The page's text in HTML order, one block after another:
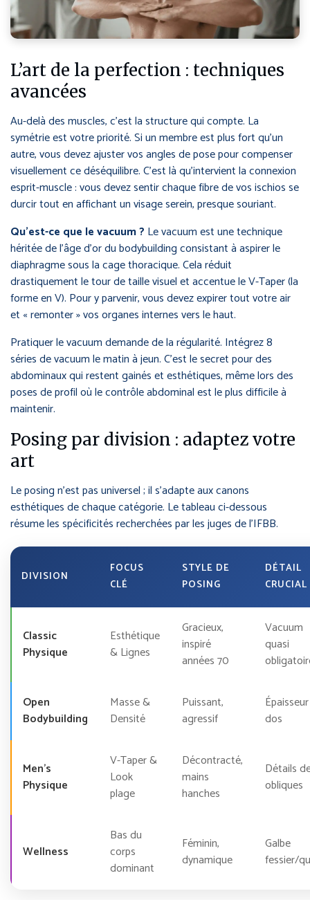
L’art de la perfection : techniques
avancées
Au-delà des muscles, c’est la structure qui compte. La
symétrie est votre priorité. Si un membre est plus fort qu’un
autre, vous devez ajuster vos angles de pose pour compenser
visuellement ce déséquilibre. C’est là qu’intervient la connexion
esprit-muscle : vous devez sentir chaque fibre de vos ischios se
durcir tout en affichant un visage serein, presque souriant.
Qu’est-ce que le vacuum ? Le vacuum est une technique
héritée de l’âge d’or du bodybuilding consistant à aspirer le
diaphragme sous la cage thoracique. Cela réduit
drastiquement le tour de taille visuel et accentue le V-Taper (la
forme en V). Pour y parvenir, vous devez expirer tout votre air
et « remonter » vos organes internes vers le haut.
Pratiquer le vacuum demande de la régularité. Intégrez 8
séries de vacuum le matin à jeun. C’est le secret pour des
abdominaux qui restent gainés et esthétiques, même lors des
poses de profil où le contrôle abdominal est le plus difficile à
maintenir.
Posing par division : adaptez votre
art
Le posing n’est pas universel ; il s’adapte aux canons
esthétiques de chaque catégorie. Le tableau ci-dessous
résume les spécificités recherchées par les juges de l’IFBB.
DIVISION
FOCUS
CLÉ
STYLE DE
POSING
DÉTAIL
CRUCIAL
Classic
Physique
Esthétique
& Lignes
Gracieux,
inspiré
années 70
Vacuum
quasi
Open
Bodybuilding
Masse &
Densité
Puissant,
agressif
dos
Men’s
Physique
V-Taper &
Look
plage
Décontracté,
mains
hanches
Détails
obliques
Wellness
Bas du
corps
dominant
Féminin,
dynamique
Galbe
fessier/